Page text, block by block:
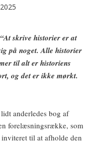
“At skrive historier er at
på noget. Alle historier
til alt er historiens
og det er ikke mørkt.
anderledes bog af
forelæsningsrække, som
til at afholde den